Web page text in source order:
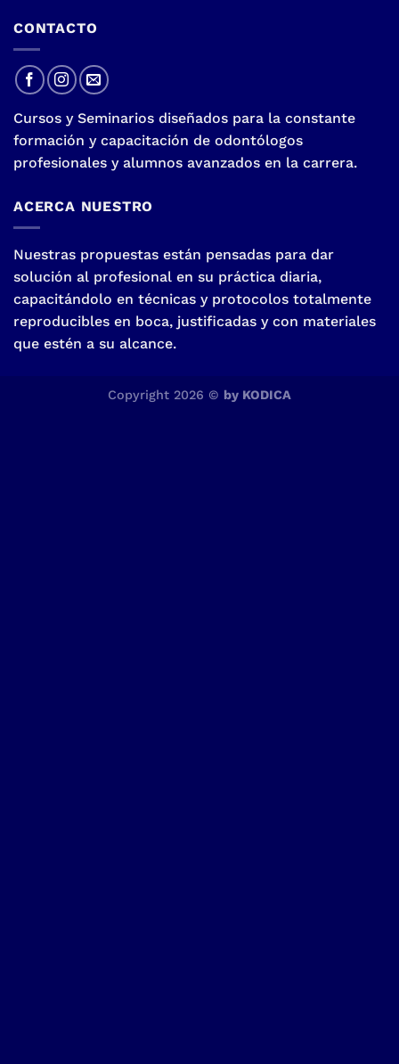
CONTACTO
Cursos y Seminarios diseñados para la constante
formación y capacitación de odontólogos
profesionales y alumnos avanzados en la carrera.
ACERCA NUESTRO
Nuestras propuestas están pensadas para dar
solución al profesional en su práctica diaria,
capacitándolo en técnicas y protocolos totalmente
reproducibles en boca, justificadas y con materiales
que estén a su alcance.
Copyright 2026 © by KODICA